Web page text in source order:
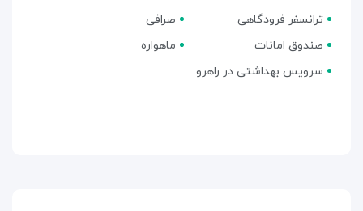
ترانسفر فرودگاهی
صرافی
صندوق امانات
ماهواره
سرویس بهداشتی در راهرو